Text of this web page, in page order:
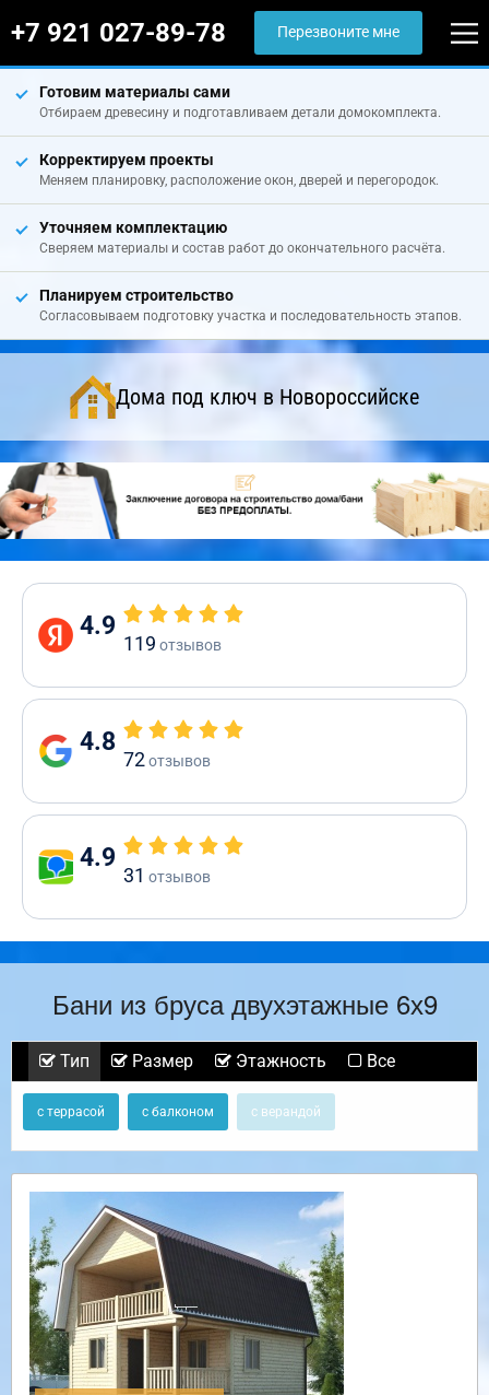
+7 921 027-89-78 Перезвоните мне
Готовим материалы сами
Отбираем древесину и подготавливаем детали домокомплекта.
Корректируем проекты
Меняем планировку, расположение окон, дверей и перегородок.
Уточняем комплектацию
Сверяем материалы и состав работ до окончательного расчёта.
Планируем строительство
Согласовываем подготовку участка и последовательность этапов.
Дома под ключ в Новороссийске
4.9
119 отзывов
4.8
72отзывов
4.9
31 отзывов
Бани из бруса двухэтажные 6х9
Тип Размер Этажность Все
с террасой с балконом с верандой